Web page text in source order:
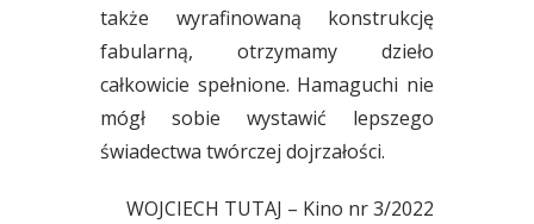
także wyrafinowaną konstrukcję
fabularną, otrzymamy dzieło
całkowicie spełnione. Hamaguchi nie
mógł sobie wystawić lepszego
świadectwa twórczej dojrzałości.
WOJCIECH TUTAJ – Kino nr 3/2022